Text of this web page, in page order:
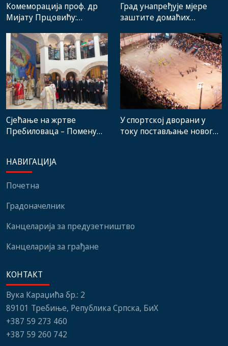
Комеморација проф. др
Мијату Прцовићу:
стручњака и човјека који
је Требиње носио у срцу
Град унапређује мјере
заштите домаћих
градске пијаце
Сјећање на жртве
Пребиловаца – Помену
институција, локалних
заједница и грађани
У спортској дворани у
току постављање новог
НАВИГАЦИЈА
Почетна
Градоначелник
Канцеларија за предузетништво
Канцеларија за грађане
КОНТАКТ
Вука Караџића бр.: 2
89101 Требиње, Република Српска, БиХ
+387 59 273 460
+387 59 260 742